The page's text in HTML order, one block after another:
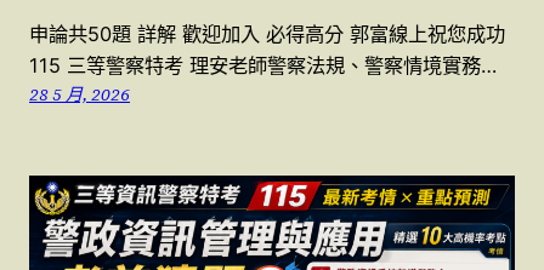
申論共50題 詳解 歡迎加入 必得高分 郭富線上祝您成功
115 三等警察特考 理安老師警察法規、警察情境實務…
28 5 月, 2026